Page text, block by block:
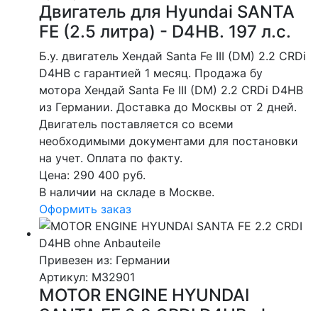
Двигатель для Hyundai SANTA
FE (2.5 литра) - D4HB. 197 л.с.
Б.у. двигатель Хендай Santa Fe III (DM) 2.2 CRDi
D4HB с гарантией 1 месяц. Продажа бу
мотора Хендай Santa Fe III (DM) 2.2 CRDi D4HB
из Германии. Доставка до Москвы от 2 дней.
Двигатель поставляется со всеми
необходимыми документами для постановки
на учет. Оплата по факту.
Цена: 290 400 руб.
В наличии на складе в Москве.
Оформить заказ
Привезен из: Германии
Артикул: M32901
MOTOR ENGINE HYUNDAI